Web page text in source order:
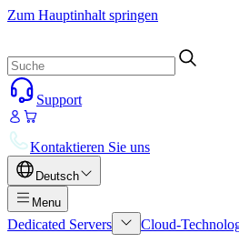
Zum Hauptinhalt springen
Support
Kontaktieren Sie uns
Deutsch
Menu
Dedicated Servers Cloud-